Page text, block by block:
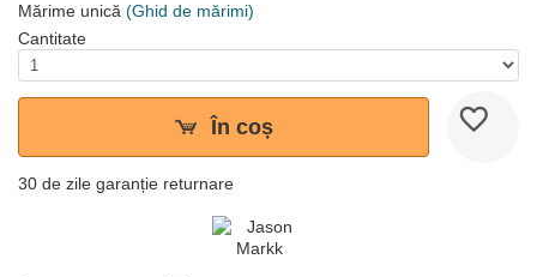
Mărime unică (Ghid de mărimi)
Cantitate
În coș
30 de zile garanție returnare